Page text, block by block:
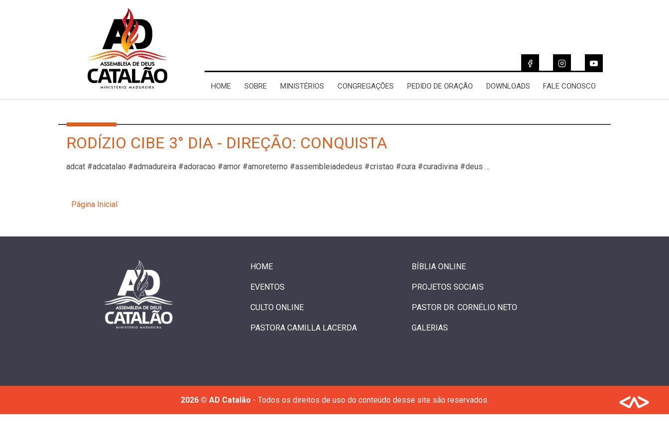
HOME SOBRE MINISTÉRIOS CONGREGAÇÕES PEDIDO DE ORAÇÃO DOWNLOADS FALE CONOSCO
RODÍZIO CIBE 3° DIA - DIREÇÃO: CONQUISTA
adcat #adcatalao #admadureira #adoracao #amor #amoreterno #assembleiadedeus #cristao #cura #curadivina #deus …
Página Inicial
HOME BÍBLIA ONLINE
EVENTOS PROJETOS SOCIAIS
CULTO ONLINE PASTOR DR. CORNÉLIO NETO
PASTORA CAMILLA LACERDA GALERIAS
2026 © AD Catalão - Todos os direitos de uso do conteúdo desse site são reservados.